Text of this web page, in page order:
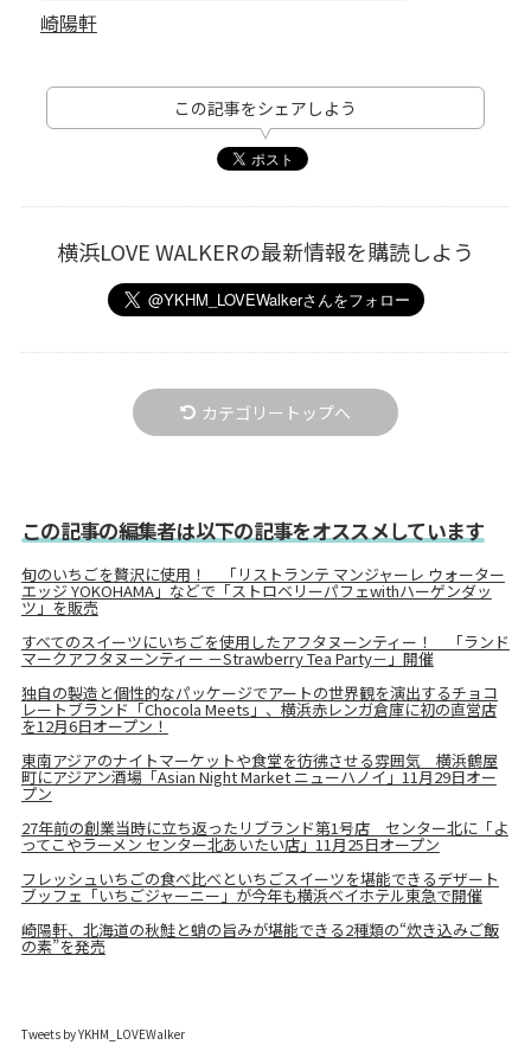
崎陽軒
この記事をシェアしよう
横浜LOVE WALKERの最新情報を購読しよう
カテゴリートップへ
この記事の編集者は以下の記事をオススメしています
旬のいちごを贅沢に使用！ 「リストランテ マンジャーレ ウォーター
エッジ YOKOHAMA」などで「ストロベリーパフェwithハーゲンダッ
ツ」を販売
すべてのスイーツにいちごを使用したアフタヌーンティー！ 「ランド
マークアフタヌーンティー －Strawberry Tea Party－」開催
独自の製造と個性的なパッケージでアートの世界観を演出するチョコ
レートブランド「Chocola Meets」、横浜赤レンガ倉庫に初の直営店
を12月6日オープン！
東南アジアのナイトマーケットや食堂を彷彿させる雰囲気 横浜鶴屋
町にアジアン酒場「Asian Night Market ニューハノイ」11月29日オー
プン
27年前の創業当時に立ち返ったリブランド第1号店 センター北に「よ
ってこやラーメン センター北あいたい店」11月25日オープン
フレッシュいちごの食べ比べといちごスイーツを堪能できるデザート
ブッフェ「いちごジャーニー」が今年も横浜ベイホテル東急で開催
崎陽軒、北海道の秋鮭と蛸の旨みが堪能できる2種類の“炊き込みご飯
の素”を発売
Tweets by YKHM_LOVEWalker